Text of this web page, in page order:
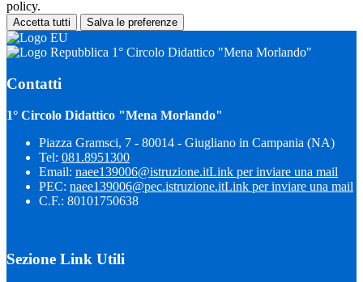
policy.
Accetta tutti Salva le preferenze
1° Circolo Didattico "Mena Morlando"
Contatti
1° Circolo Didattico "Mena Morlando"
Piazza Gramsci, 7 - 80014 - Giugliano in Campania (NA)
Tel: 081.8951300
Email: naee139006@istruzione.itLink per inviare una mail
PEC: naee139006@pec.istruzione.itLink per inviare una mail
C.F.: 80101750638
Sezione Link Utili